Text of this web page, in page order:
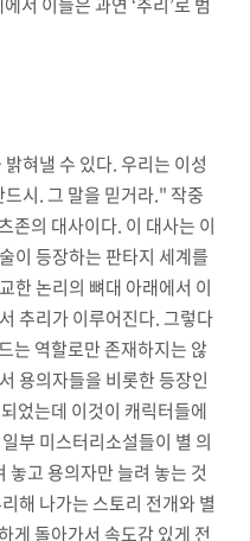
혀낼 수 있다. 우리는 이성
시. 그 말을 믿거라." 작중
존의 대사이다. 이 대사는 이
이 등장하는 판타지 세계를
한 논리의 뼈대 아래에서 이
추리가 이루어진다. 그렇다
는 역할로만 존재하지는 않
용의자들을 비롯한 등장인
었는데 이것이 캐릭터들에
부 미스터리소설들이 별 의
놓고 용의자만 늘려 놓는 것
해 나가는 스토리 전개와 별
게 돌아가서 속도감 있게 전